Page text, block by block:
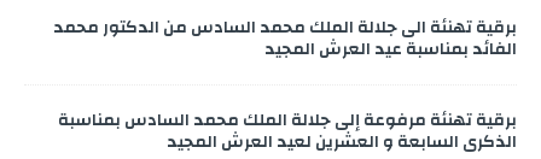
برقية تهنئة الى جلالة الملك محمد السادس من الدكتور محمد
الفائد بمناسبة عيد العرش المجيد
برقية تهنئة مرفوعة إلى جلالة الملك محمد السادس بمناسبة
الذكرى السابعة و العشرين لعيد العرش المجيد